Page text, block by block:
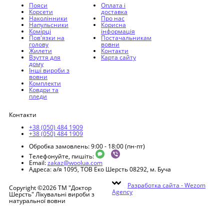
Пояси
Корсети
Наколінники
Напульсники
Комірці
Пов'язки на
голову
Жилети
Взуття для
дому
Інші вироби з
вовни
Комплекти
Ковдри та
пледи
Оплата і
доставка
Про нас
Корисна
інформація
Постачальникам
вовни
Контакти
Карта сайту
Контакти
+38 (050) 484 1909
+38 (050) 484 1909
Обробка замовлень: 9:00 - 18:00 (пн-пт)
Телефонуйте, пишіть:
Email:zakaz@woolua.com
Адреса:а/я 1095, ТОВ Еко Шерсть 08292, м. Буча
Copyright ©2026 ТМ "Доктор
Шерсть" Лікувальні вироби з
натуральної вовни
Разработка сайта -Wezom
Agency